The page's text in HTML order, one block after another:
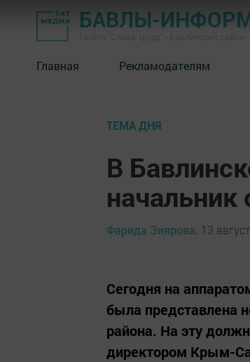
БАВЛЫ-
Главная Рекламодателям
ТЕМА ДНЯ
В
начальник
Фарида Зиярова, 13
Сегодня на
была представлена
района. На эту
директором Крым-